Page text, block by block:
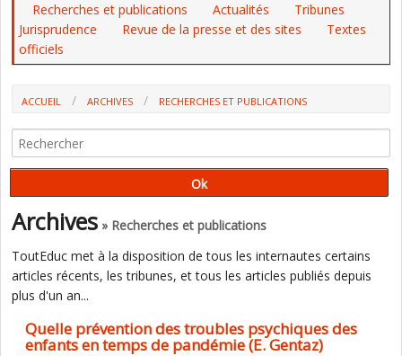
Recherches et publications Actualités
Tribunes
Jurisprudence
Revue de la presse et des sites
Textes
officiels
ACCUEIL ARCHIVES
RECHERCHES ET PUBLICATIONS
TEMPS DE PANDÉMIE (E. GENTAZ)
Archives » Recherches et publications
ToutEduc met à la disposition de tous les internautes certains
articles récents, les tribunes, et tous les articles publiés depuis
plus d'un an...
Quelle prévention des troubles psychiques des
enfants en temps de pandémie (E. Gentaz)